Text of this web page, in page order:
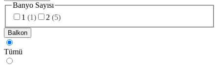
Banyo Sayısı
1 (1) 2 (5)
Balkon
Tümü